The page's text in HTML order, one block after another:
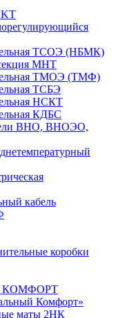
ТСОЭ (НБМК)
секция МНТ
ТМОЭ (ТМФ)
ТСБЭ
НСКТ
КДБС
ВНО, ВНОЭО,
кабель
коробки
КОМФОРТ
Комфорт»
маты 2НК